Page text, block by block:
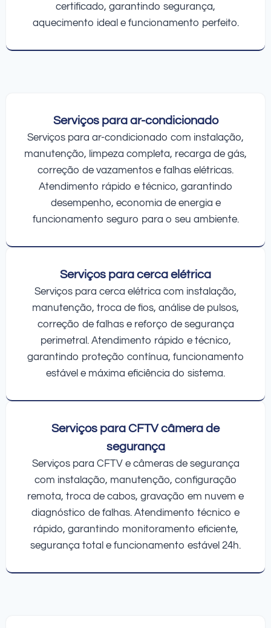
certificado, garantindo segurança,
aquecimento ideal e funcionamento perfeito.
Serviços para ar-condicionado
Serviços para ar-condicionado com instalação,
manutenção, limpeza completa, recarga de gás,
correção de vazamentos e falhas elétricas.
Atendimento rápido e técnico, garantindo
desempenho, economia de energia e
funcionamento seguro para o seu ambiente.
Serviços para cerca elétrica
Serviços para cerca elétrica com instalação,
manutenção, troca de fios, análise de pulsos,
correção de falhas e reforço de segurança
perimetral. Atendimento rápido e técnico,
garantindo proteção contínua, funcionamento
estável e máxima eficiência do sistema.
Serviços para CFTV câmera de
segurança
Serviços para CFTV e câmeras de segurança
com instalação, manutenção, configuração
remota, troca de cabos, gravação em nuvem e
diagnóstico de falhas. Atendimento técnico e
rápido, garantindo monitoramento eficiente,
segurança total e funcionamento estável 24h.